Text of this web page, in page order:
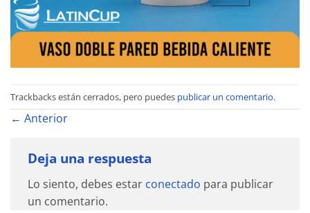
Trackbacks están cerrados, pero puedes publicar un comentario.
← Anterior
Deja una respuesta
Lo siento, debes estar conectado para publicar
un comentario.